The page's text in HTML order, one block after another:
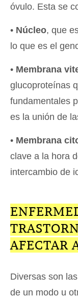
óvulo. Esta se
• Núcleo, que
lo que es el
• Membrana
glucoproteínas
fundamentales
es la unión de
• Membrana
clave a la hora
intercambio de
AFECTAR
Diversas son
de un modo u